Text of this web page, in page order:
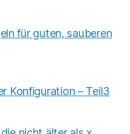
für guten, sauberen
Konfiguration – Teil3